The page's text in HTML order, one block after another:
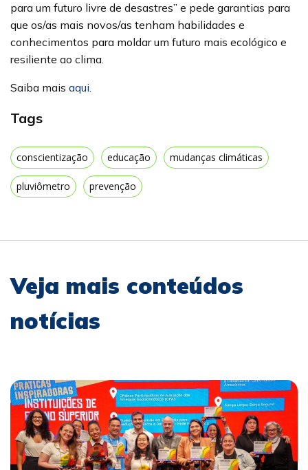
para um futuro livre de desastres” e pede garantias para
que os/as mais novos/as tenham habilidades e
conhecimentos para moldar um futuro mais ecológico e
resiliente ao clima.
Saiba mais aqui.
Tags
conscientização educação mudanças climáticas
pluviômetro prevenção
Veja mais conteúdos
notícias